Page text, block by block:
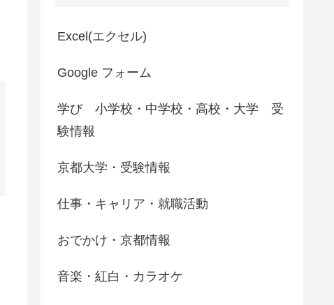
Excel(エクセル)
Google フォーム
学び 小学校・中学校・高校・大学 受
験情報
京都大学・受験情報
仕事・キャリア・就職活動
おでかけ・京都情報
音楽・紅白・カラオケ